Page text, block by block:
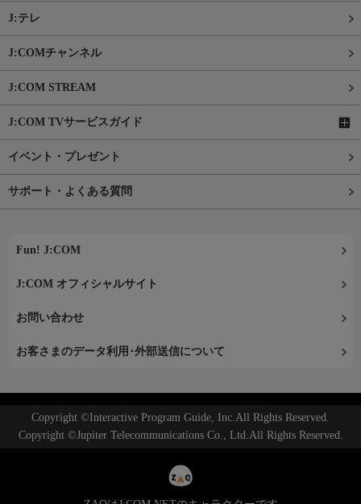
J:テレ
J:COMチャンネル
J:COM STREAM
J:COM TVサービスガイド
イベント・プレゼント
サポート・よくある質問
Fun! J:COM
J:COM オフィシャルサイト
お問い合わせ
お客さまのデータ利用･外部送信について
Copyright ©Interactive Program Guide, Inc.All Rights Reserved.
Copyright ©Jupiter Telecommunications Co., Ltd.All Rights Reserved.